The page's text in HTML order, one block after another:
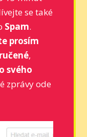
se také
Spam.
prosím
,
svého
zprávy ode